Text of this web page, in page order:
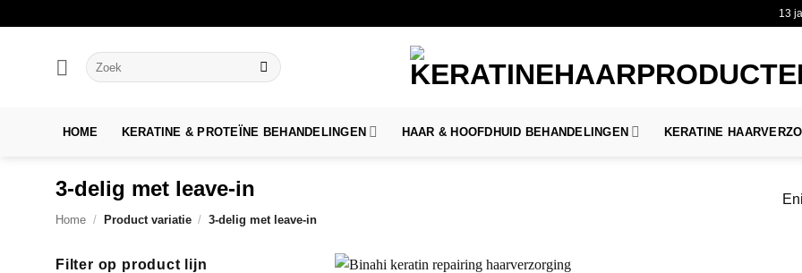
13
Zoeken
naar:
HOME KERATINE & PROTEÏNE BEHANDELINGEN HAAR & HOOFDHUID BEHANDELINGEN KERATINE
3-delig met leave-in
Home / Product variatie / 3-delig met leave-in
Filter op product lijn